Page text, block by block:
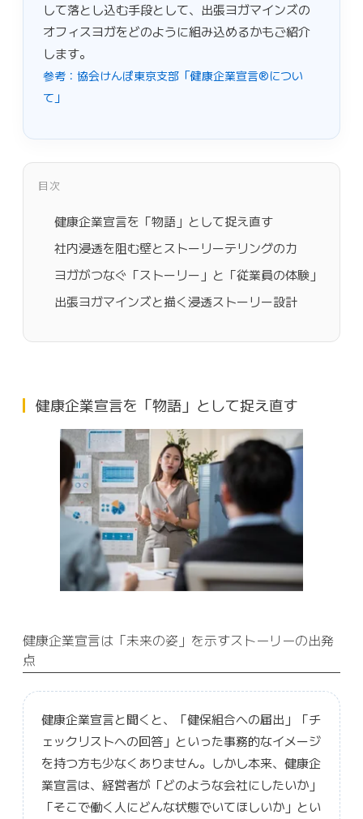
して落とし込む手段として、出張ヨガマインズの
オフィスヨガをどのように組み込めるかもご紹介
します。
参考：協会けんぽ東京支部「健康企業宣言®につい
て」
目次
健康企業宣言を「物語」として捉え直す
社内浸透を阻む壁とストーリーテリングの力
ヨガがつなぐ「ストーリー」と「従業員の体験」
出張ヨガマインズと描く浸透ストーリー設計
健康企業宣言を「物語」として捉え直す
健康企業宣言は「未来の姿」を示すストーリーの出発
点
健康企業宣言と聞くと、「健保組合への届出」「チ
ェックリストへの回答」といった事務的なイメージ
を持つ方も少なくありません。しかし本来、健康企
業宣言は、経営者が「どのような会社にしたいか」
「そこで働く人にどんな状態でいてほしいか」とい